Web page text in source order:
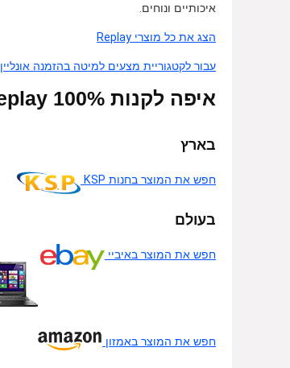
איכותיים ונוחים.
הצג את כל מוצרי Replay
עבור לקטגוריית מצעים למיטה בהזמנה אונליין
איפה לקנות 100% 160X200 " Replay אונליין
בארץ
חפש את המוצר בחנות KSP
בעולם
חפש את המוצר באיביי
חפש את המוצר באמזון